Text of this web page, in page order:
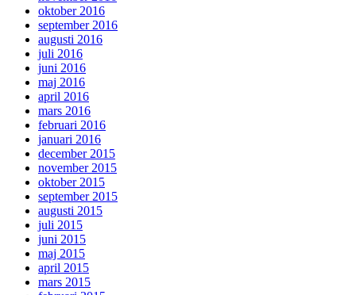
oktober 2016
september 2016
augusti 2016
juli 2016
juni 2016
maj 2016
april 2016
mars 2016
februari 2016
januari 2016
december 2015
november 2015
oktober 2015
september 2015
augusti 2015
juli 2015
juni 2015
maj 2015
april 2015
mars 2015